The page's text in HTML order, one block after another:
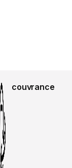
couvrance